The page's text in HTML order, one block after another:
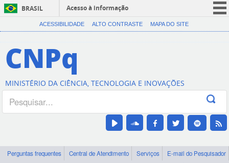
BRASIL
Acesso à informação
CORONAVÍRUS (COVID-19)
Canais
ACESSIBILIDADE ALTO CONTRASTE MAPA DO SITE
CNPq
MINISTÉRIO DA CIÊNCIA, TECNOLOGIA E INOVAÇÕES
Perguntas frequentes Central de Atendimento Serviços
E-mail do Pesquisador